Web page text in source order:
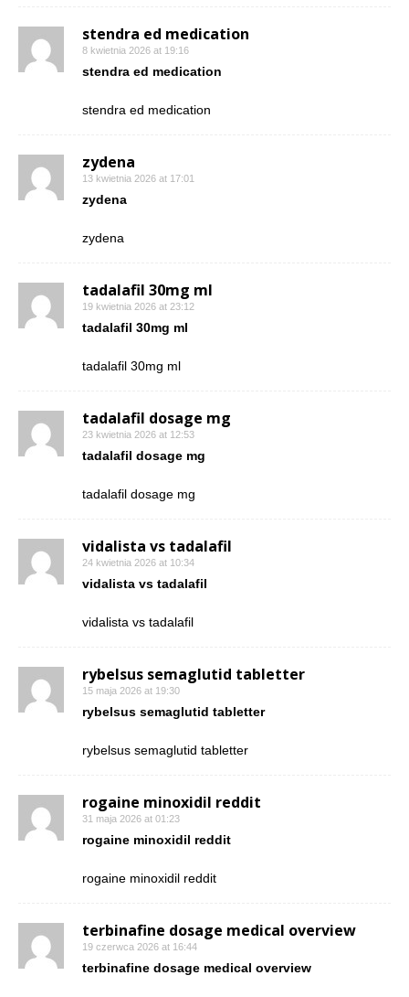
stendra ed medication
8 kwietnia 2026 at 19:16
stendra ed medication
stendra ed medication
zydena
13 kwietnia 2026 at 17:01
zydena
zydena
tadalafil 30mg ml
19 kwietnia 2026 at 23:12
tadalafil 30mg ml
tadalafil 30mg ml
tadalafil dosage mg
23 kwietnia 2026 at 12:53
tadalafil dosage mg
tadalafil dosage mg
vidalista vs tadalafil
24 kwietnia 2026 at 10:34
vidalista vs tadalafil
vidalista vs tadalafil
rybelsus semaglutid tabletter
15 maja 2026 at 19:30
rybelsus semaglutid tabletter
rybelsus semaglutid tabletter
rogaine minoxidil reddit
31 maja 2026 at 01:23
rogaine minoxidil reddit
rogaine minoxidil reddit
terbinafine dosage medical overview
19 czerwca 2026 at 16:44
terbinafine dosage medical overview